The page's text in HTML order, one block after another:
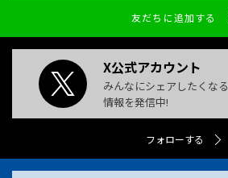
友だちに追加する
X公式アカウント
みんなにシェアしたくなる
情報を発信中!
フォローする